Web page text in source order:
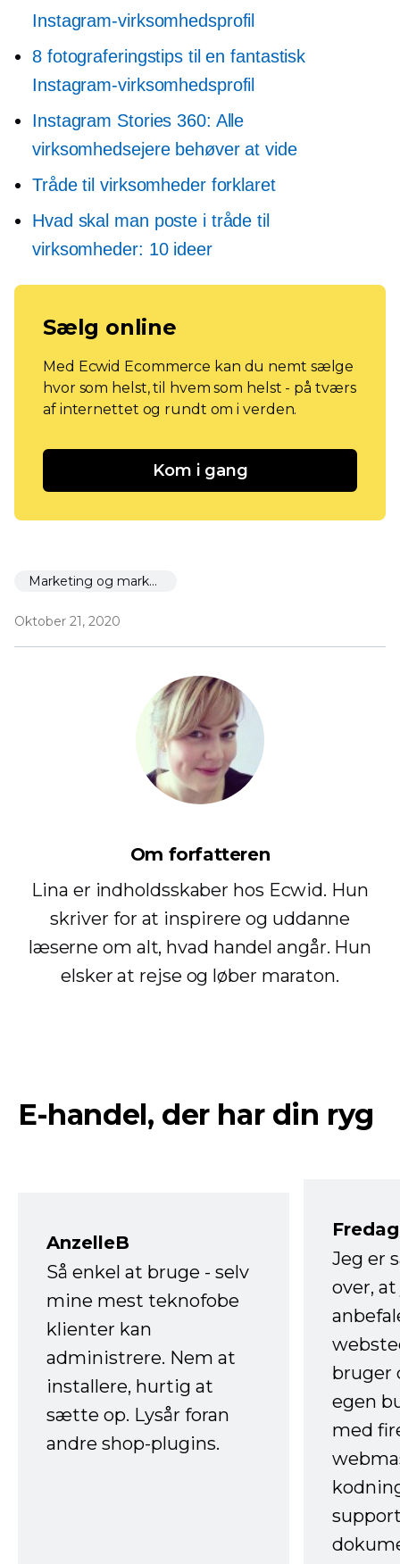
Instagram-virksomhedsprofil
8 fotograferingstips til en fantastisk
Instagram-virksomhedsprofil
Instagram Stories 360: Alle
virksomhedsejere behøver at vide
Tråde til virksomheder forklaret
Hvad skal man poste i tråde til
virksomheder: 10 ideer
Sælg online
Med Ecwid Ecommerce kan du nemt sælge
hvor som helst, til hvem som helst - på tværs
af internettet og rundt om i verden.
Kom i gang
Marketing og markedsføring
Oktober 21, 2020
Om forfatteren
Lina er indholdsskaber hos Ecwid. Hun
skriver for at inspirere og uddanne
læserne om alt, hvad handel angår. Hun
elsker at rejse og løber maraton.
E-handel, der har din ryg
AnzelleB
Så enkel at bruge - selv
mine mest teknofobe
klienter kan
administrere. Nem at
installere, hurtig at
sætte op. Lysår foran
andre shop-plugins.
Jeg er
over,
bruger
egen
med